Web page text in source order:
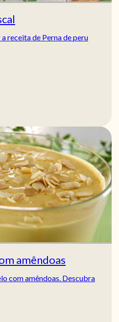
receita de Perna de peru
amêndoas
com amêndoas. Descubra